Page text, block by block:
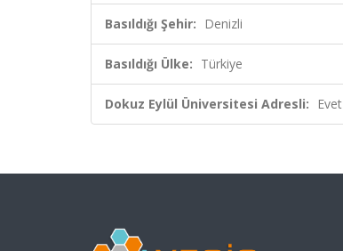
Basıldığı Şehir: Denizli
Basıldığı Ülke: Türkiye
Dokuz Eylül Üniversitesi Adresli: Evet